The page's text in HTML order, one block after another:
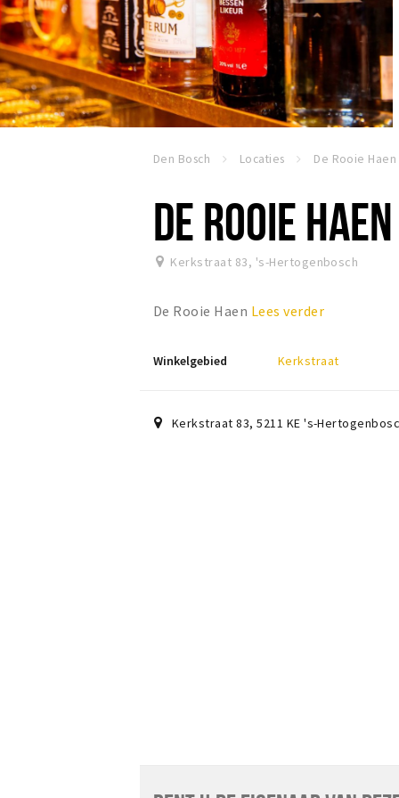
Den Bosch Locaties De Rooie Haen
DE ROOIE HAEN
Kerkstraat 83, 's-Hertogenbosch
De Rooie Haen Lees verder
Winkelgebied Kerkstraat
Kerkstraat 83,5211 KE 's-